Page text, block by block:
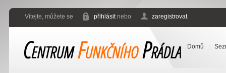
Vítejte, můžete se přihlásitnebo zaregistrovat.
Domů